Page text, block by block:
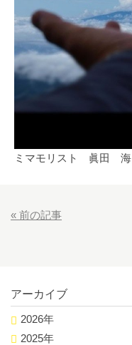
ミマモリスト 眞田 海
« 前の記事
アーカイブ
2026年
2025年